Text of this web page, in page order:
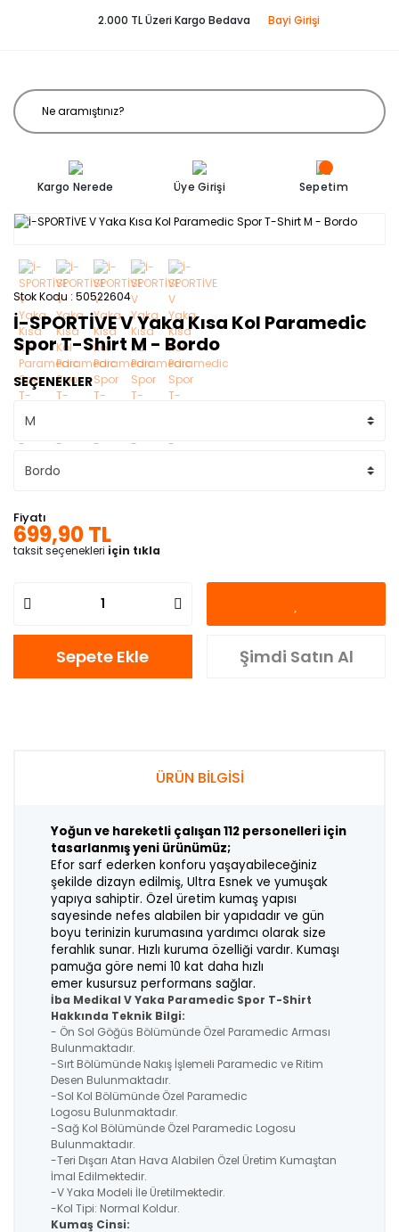
2.000 TL Üzeri Kargo Bedava Bayi Girişi
Kargo Nerede Üye Girişi Sepetim
Stok Kodu 50522604
İ-SPORTİVE V Yaka Kısa Kol Paramedic
Spor T-Shirt M - Bordo
SEÇENEKLER
Fiyatı
699,90 TL
taksit seçenekleri için tıkla
Sepete Ekle Şimdi Satın Al
ÜRÜN BİLGİSİ
Yoğun ve hareketli çalışan 112 personelleri için
tasarlanmış yeni ürünümüz;
Efor sarf ederken konforu yaşayabileceğiniz
şekilde dizayn edilmiş, Ultra Esnek ve yumuşak
yapıya sahiptir. Özel üretim kumaş yapısı
sayesinde nefes alabilen bir yapıdadır ve gün
boyu terinizin kurumasına yardımcı olarak size
ferahlık sunar. Hızlı kuruma özelliği vardır. Kumaşı
pamuğa göre nemi 10 kat daha hızlı
emer kusursuz performans sağlar.
İba Medikal V Yaka Paramedic Spor T-Shirt
Hakkında Teknik Bilgi:
- Ön Sol Göğüs Bölümünde Özel Paramedic Arması
Bulunmaktadır.
-Sırt Bölümünde Nakış İşlemeli Paramedic ve Ritim
Desen Bulunmaktadır.
-Sol Kol Bölümünde Özel Paramedic
Logosu Bulunmaktadır.
-Sağ Kol Bölümünde Özel Paramedic Logosu
Bulunmaktadır.
-Teri Dışarı Atan Hava Alabilen Özel Üretim Kumaştan
İmal Edilmektedir.
-V Yaka Modeli İle Üretilmektedir.
-Kol Tipi: Normal Koldur.
Kumaş Cinsi: